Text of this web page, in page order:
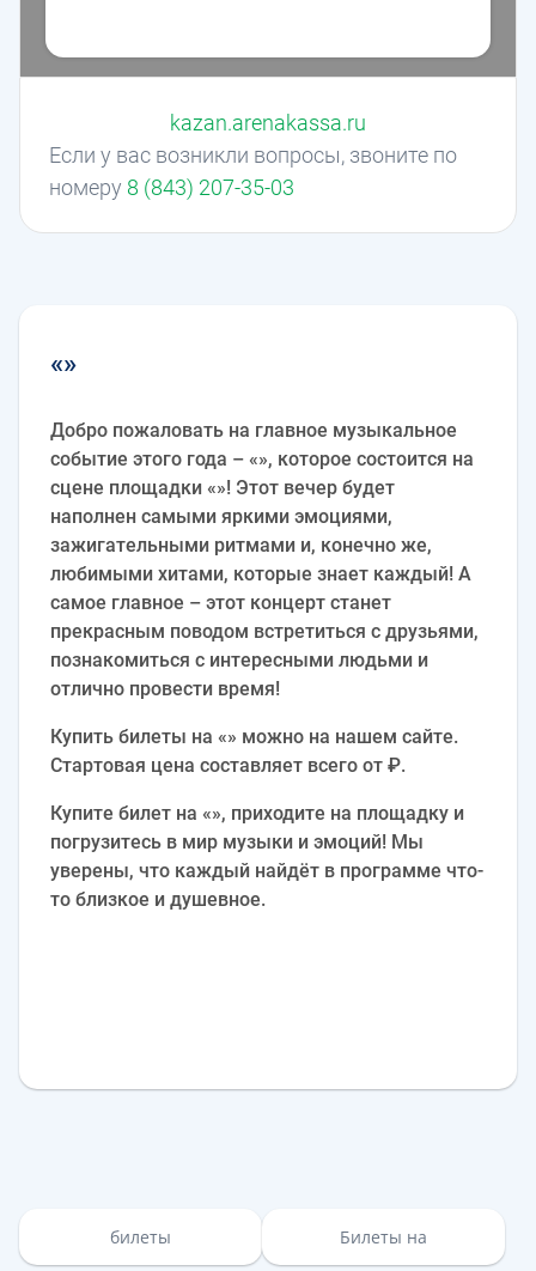
Если у вас возникли вопросы, звоните по
номеру 8 (843) 207-35-03
kazan.arenakassa.ru
«»
Добро пожаловать на главное музыкальное
событие этого года – «», которое состоится на
сцене площадки «»! Этот вечер будет
наполнен самыми яркими эмоциями,
зажигательными ритмами и, конечно же,
любимыми хитами, которые знает каждый! А
самое главное – этот концерт станет
прекрасным поводом встретиться с друзьями,
познакомиться с интересными людьми и
отлично провести время!
Купить билеты на «» можно на нашем сайте.
Стартовая цена составляет всего от ₽.
Купите билет на «», приходите на площадку и
погрузитесь в мир музыки и эмоций! Мы
уверены, что каждый найдёт в программе что-
то близкое и душевное.
билеты Билеты на